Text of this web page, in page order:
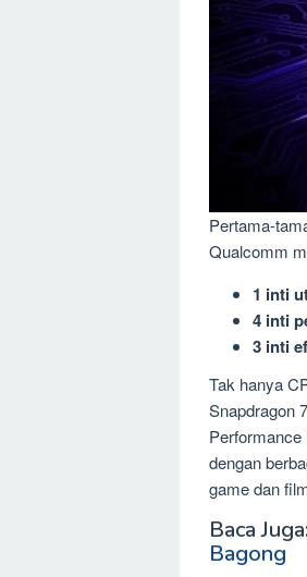
Pertama-
Qualcomm
1 inti
4 inti
3 inti
Tak hanya
Snapdragon
Performance
dengan
game dan
Baca Juga:
Bagong